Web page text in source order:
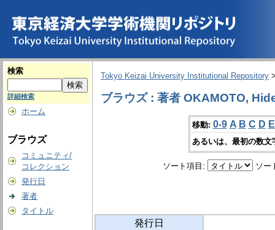
検索
詳細検索
ホーム
ブラウズ
コミュニティ/
コレクション
発行日
著者
タイトル
Tokyo Keizai University Institutional Repository
ブラウズ : 著者 OKAMOTO,
移動: 0-9 A B C D E
あるいは、最初の数
ソート項目: ソー
発行日